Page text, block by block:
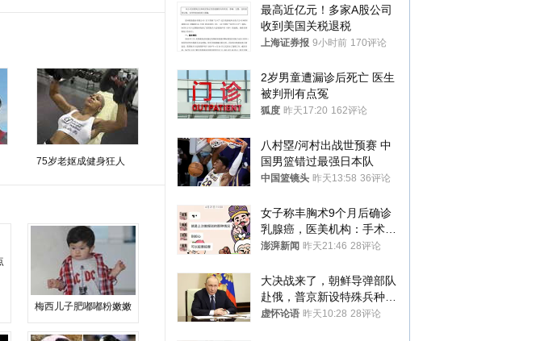
75岁老妪成健身狂人
梅西儿子肥嘟嘟粉嫩嫩
最高近亿元！多家A股公司
收到美国关税退税
上海证券报 9小时前 170评论
2岁男童遭漏诊后死亡 医生
被判刑有点冤
狐度 昨天17:20 162评论
八村塁/河村出战世预赛 中
国男篮错过最强日本队
中国篮镜头 昨天13:58 36评论
女子称丰胸术9个月后确诊
乳腺癌，医美机构：手术不
可能引发癌症，建议走司法
澎湃新闻 昨天21:46 28评论
大决战来了，朝鲜导弹部队
赴俄，普京新设特殊兵种，
76岁老将扛旗
虚怀论语 昨天10:28 28评论